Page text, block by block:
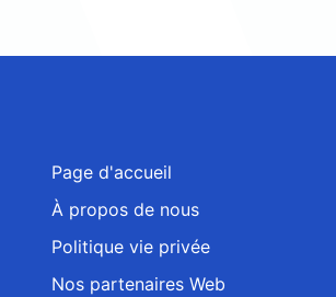
Page d'accueil
À propos de nous
Politique vie privée
Nos partenaires Web